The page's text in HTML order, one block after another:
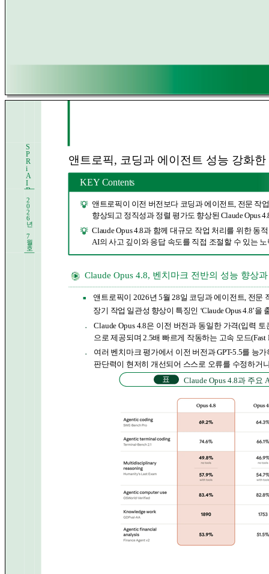
S
P
R
i
A
I
B
r
i
e
f
2
0
2
6
년
7
월
호
앤트로픽, 코딩과 에이전트 성능 강화한
KEY Contents
앤트로픽이 이전 버전보다 코딩과 에이전트, 전문 작
향상되고 정직성과 정렬 평가도 향상된 Claude Opus
Claude Opus 4.8과 함께 대규모 작업 처리를 위한 동
AI의 사고 깊이와 응답 속도를 직접 조절할 수 있는
Claude Opus 4.8, 벤치마크 전반의 성능 향상
■
앤트로픽이 2026년 5월 28일 코딩과 에이전트, 전문
장기 작업 일관성 향상이 특징인 ‘Claude Opus 4.8’을
●
Claude Opus 4.8은 이전 버전과 동일한 가격(입력
으로 제공되며 2.5배 빠르게 작동하는 고속 모드
●
여러 벤치마크 평가에서 이전 버전과 GPT-5.5를 능
판단력이 현저히 개선되어 스스로 오류를 수정하거
표 Claude Opus 4.8과 주요